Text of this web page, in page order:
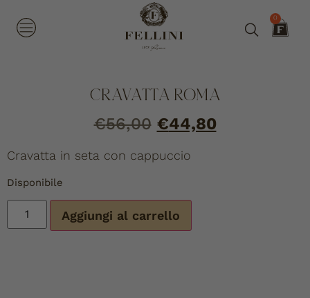
0
CRAVATTA ROMA
€56,00 €44,80
Cravatta in seta con cappuccio
Disponibile
Aggiungi al carrello